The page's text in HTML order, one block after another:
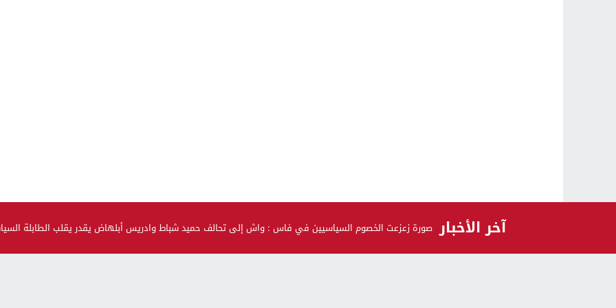
صحة و جمال
آخر الأخبار صورة زعزعت الخصوم السياسيين في فاس : واش إلى تحالف حميد شباط وادريس أبلهاض يقدر يقلب الطابلة